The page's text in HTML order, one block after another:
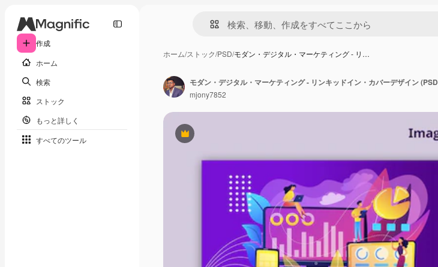
作成
ホーム
検索
ストック
もっと詳しく
すべてのツール
ホーム/ストック/PSD/モダン・デジタル・マーケティング - リ…
Premium
モダン・デジタル・マーケティング - リンキッドイン・カバーデザイン
mjony7852